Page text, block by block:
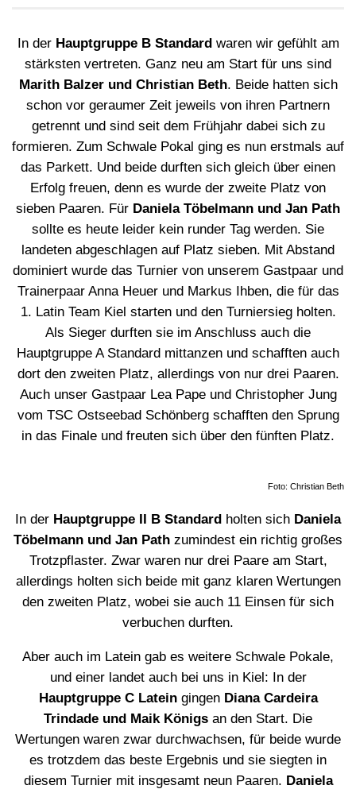
In der Hauptgruppe B Standardwaren wir gefühlt am
stärksten vertreten. Ganz neu am Start für uns sind
Marith Balzer und Christian Beth. Beide hatten sich
schon vor geraumer Zeit jeweils von ihren Partnern
getrennt und sind seit dem Frühjahr dabei sich zu
formieren. Zum Schwale Pokal ging es nun erstmals auf
das Parkett. Und beide durften sich gleich über einen
Erfolg freuen, denn es wurde der zweite Platz von
sieben Paaren. Für Daniela Töbelmann und Jan Path
sollte es heute leider kein runder Tag werden. Sie
landeten abgeschlagen auf Platz sieben. Mit Abstand
dominiert wurde das Turnier von unserem Gastpaar und
Trainerpaar Anna Heuer und Markus Ihben, die für das
1. Latin Team Kiel starten und den Turniersieg holten.
Als Sieger durften sie im Anschluss auch die
Hauptgruppe A Standard mittanzen und schafften auch
dort den zweiten Platz, allerdings von nur drei Paaren.
Auch unser Gastpaar Lea Pape und Christopher Jung
vom TSC Ostseebad Schönberg schafften den Sprung
in das Finale und freuten sich über den fünften Platz.
Foto: Christian Beth
In der Hauptgruppe II B Standard holten sich Daniela
Töbelmann und Jan Path zumindest ein richtig großes
Trotzpflaster. Zwar waren nur drei Paare am Start,
allerdings holten sich beide mit ganz klaren Wertungen
den zweiten Platz, wobei sie auch 11 Einsen für sich
verbuchen durften.
Aber auch im Latein gab es weitere Schwale Pokale,
und einer landet auch bei uns in Kiel: In der
Hauptgruppe C Lateingingen Diana Cardeira
Trindade und Maik Königs an den Start. Die
Wertungen waren zwar durchwachsen, für beide wurde
es trotzdem das beste Ergebnis und sie siegten in
diesem Turnier mit insgesamt neun Paaren. Daniela